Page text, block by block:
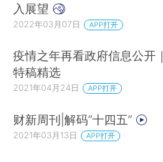
入展望
2022年03月07日 APP打开
疫情之年再看政府信息公开｜
特稿精选
2021年04月24日 APP打开
财新周刊|解码“十四五”
2021年03月13日 APP打开